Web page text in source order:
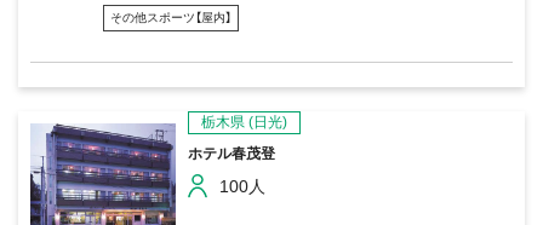
その他スポーツ【屋内】
栃木県 (日光)
ホテル春茂登
100人